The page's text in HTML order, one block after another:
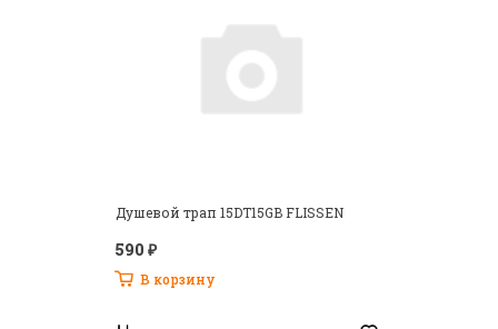
Душевой трап 15DT15GB FLISSEN
590 ₽
В корзину